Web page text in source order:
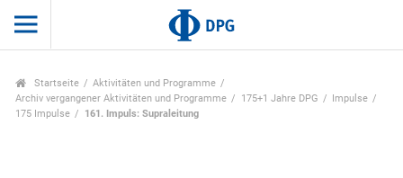
Startseite
Aktivitäten und Programme
Archiv vergangener Aktivitäten und Programme
175+1 Jahre DPG
Impulse
175 Impulse
161. Impuls: Supraleitung